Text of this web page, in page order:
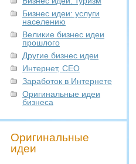
Бизнес идеи: услуги
населению
Великие бизнес идеи
прошлого
Другие бизнес идеи
Интернет, СЕО
Заработок в Интернете
Оригинальные идеи
бизнеса
Оригинальные
идеи